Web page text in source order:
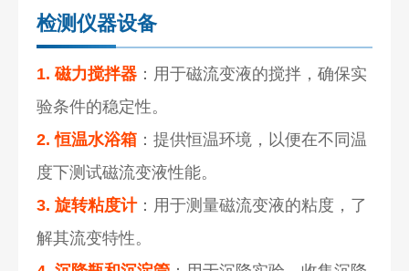
检测仪器设备
1. 磁力搅拌器 ：用于磁流变液的搅拌，确保实
验条件的稳定性。
2. 恒温水浴箱 ：提供恒温环境，以便在不同温
度下测试磁流变液性能。
3. 旋转粘度计：用于测量磁流变液的粘度，了
解其流变特性。